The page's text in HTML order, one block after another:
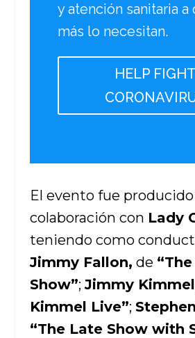
y atención sanitaria a
más lo necesitan.
HELP FIGHT
El evento fue
colaboración con Lady
teniendo como
Jimmy Fallon, de
Show”;Jimmy
Kimmel Live”;
“The Late Show with